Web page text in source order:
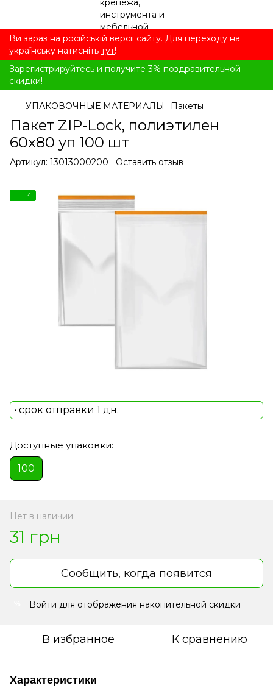
Ви зараз на російській версії сайту. Для переходу на
українську натисніть тут!
Зарегистрируйтесь и получите 3% поздравительной
скидки!
УПАКОВОЧНЫЕ МАТЕРИАЛЫ Пакеты
Пакет ZIP-Lock, полиэтилен
60x80 уп 100 шт
Артикул: 13013000200 Оставить отзыв
4
• срок отправки 1 дн.
Доступные упаковки:
100
Нет в наличии
31 грн
Сообщить, когда появится
Войти для отображения накопительной скидки
В избранное К сравнению
Характеристики